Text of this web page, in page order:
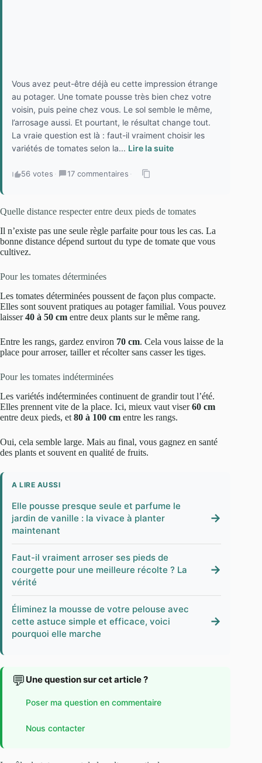
Vous avez peut-être déjà eu cette impression étrange
au potager. Une tomate pousse très bien chez votre
voisin, puis peine chez vous. Le sol semble le même,
l’arrosage aussi. Et pourtant, le résultat change tout.
La vraie question est là : faut-il vraiment choisir les
variétés de tomates selon la... Lire la suite
56 votes · 17 commentaires ·
Quelle distance respecter entre deux pieds de tomates
Il n’existe pas une seule règle parfaite pour tous les cas. La
bonne distance dépend surtout du type de tomate que vous
cultivez.
Pour les tomates déterminées
Les tomates déterminées poussent de façon plus compacte.
Elles sont souvent pratiques au potager familial. Vous pouvez
laisser40 à 50 cm entre deux plants sur le même rang.
Entre les rangs, gardez environ 70 cm. Cela vous laisse de la
place pour arroser, tailler et récolter sans casser les tiges.
Pour les tomates indéterminées
Les variétés indéterminées continuent de grandir tout l’été.
Elles prennent vite de la place. Ici, mieux vaut viser60 cm
entre deux pieds, et 80 à 100 cm entre les rangs.
Oui, cela semble large. Mais au final, vous gagnez en santé
des plants et souvent en qualité de fruits.
A LIRE AUSSI
Elle pousse presque seule et parfume le
jardin de vanille : la vivace à planter
maintenant
→
Faut-il vraiment arroser ses pieds de
courgette pour une meilleure récolte ? La
vérité
→
Éliminez la mousse de votre pelouse avec
cette astuce simple et efficace, voici
pourquoi elle marche
→
💬 Une question sur cet article ?
Poser ma question en commentaire
Nous contacter